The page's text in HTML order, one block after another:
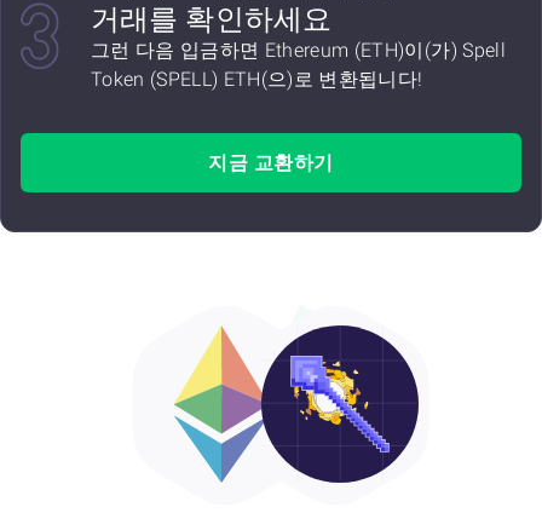
거래를 확인하세요
그런 다음 입금하면 Ethereum (ETH)이(가) Spell
Token (SPELL) ETH(으)로 변환됩니다!
지금 교환하기